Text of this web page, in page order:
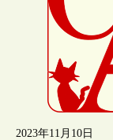
2023年11月10日